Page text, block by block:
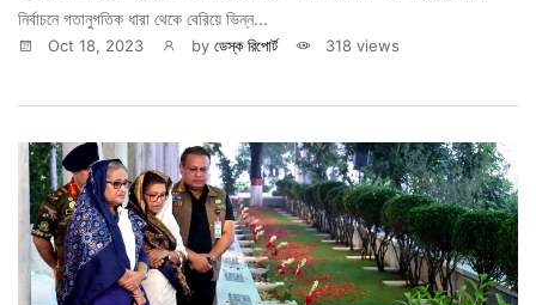
নির্বাচনে গতানুগতিক ধারা থেকে বেরিয়ে ভিন্ন...
Oct 18, 2023 by ডেস্ক রিপোর্ট 318 views